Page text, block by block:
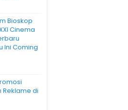
Bioskop
Cinema
Ini Coming
Reklame di